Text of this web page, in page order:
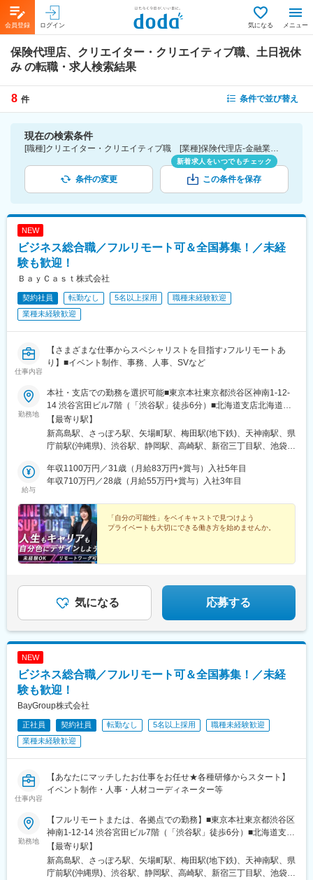
会員登録 ログイン 気になる メニュー
保険代理店、クリエイター・クリエイティブ職、土日祝休
み の転職・求人検索結果
8 件 条件で並び替え
現在の検索条件
[職種]クリエイター・クリエイティブ職 [業種]保険代理店-金融業界 [詳細条件](休日・働き方)土日祝休み
条件の変更
新着求人をいつでもチェック
この条件を保存
NEW
ビジネス総合職／フルリモート可＆全国募集！／未経
験も歓迎！
ＢａｙＣａｓｔ株式会社
契約社員 転勤なし 5名以上採用
職種未経験歓迎
業種未経験歓迎
仕事内容
【さまざまな仕事からスペシャリストを目指す♪フルリモートあ
り】■イベント制作、事務、人事、SVなど
勤務地
本社・支店での勤務を選択可能■東京本社東京都渋谷区神南1-12-
14 渋谷宮田ビル7階（「渋谷駅」徒歩6分）■北海道支店北海道札
幌市中央区北4条西1-1-7 MMS札幌駅前ビル2階（「札幌駅」徒歩
3分）■横浜支店神奈川県横浜市港北区新横浜2-5-14 Wise Next新
横浜3階（「新横浜駅」徒歩4分）■厚木支店神奈川県厚木市中町4-
群馬県高崎市栄町3-11 高崎バナーズビル3階（「高崎駅」東口徒
歩3分）■静岡支店静岡県静岡市葵区紺屋町17-1 葵タワー1階
15-33 栄ガスビル13階（「栄駅」徒歩5分）■大阪支店大阪府大阪
市北区角田町8-1 大阪梅田ツインタワーズ・ノース19階（「大阪
駅」徒歩2分）■福岡支店福岡県福岡市中央区天神1-4-1 西日本新
聞会館16階（「天神駅」徒歩3分）■沖縄支店沖縄県那覇市久米2-
3-15 JR九州沖縄ビル5階（「県庁前駅」徒歩4分）
【最寄り駅】
新高島駅、さっぽろ駅、矢場町駅、梅田駅(地下鉄)、天神南駅、県
庁前駅(沖縄県)、渋谷駅、静岡駅、高崎駅、新宿三丁目駅、池袋
浜駅、京急川崎駅、座間駅、上溝駅、藤沢駅、海老名駅(相模線)、
大宮駅(埼玉県)、浦和駅、さいたま新都心駅、川口元郷駅、上尾
駅、松戸駅、愛宕駅(千葉県)、国府台駅、水戸駅、つくば駅、勝田
駅、伊勢崎駅、前橋駅、世良田駅、桐生駅、宇都宮駅、栃木駅、
小山駅、札幌駅、旭川駅、函館駅、小樽駅、千歳駅(北海道)、青森
駅、一ノ関駅、遠野駅、久慈駅、水沢駅、秋田駅、横手駅、あお
ば通駅、泉中央駅、古川駅、気仙沼駅、蔵王駅、山形駅、寒河江
島県)、郡山富田駅、白河駅、国際センター駅、豊橋駅、豊川駅、
岡崎駅、安城駅、浜松駅、新静岡駅、沼津駅、富士駅、三島駅、
裾野駅、御殿場駅、菊川駅(静岡県)、大場駅、三島広小路駅、北鉄
金沢駅、西金沢駅、松任駅、野々市工大前駅、小松駅、新潟駅、
亀田駅、白山駅(新潟県)、新津駅、燕三条駅、東三条駅、長野駅、
岐阜駅、大垣駅、津駅、近鉄四日市駅、津新町駅、鈴鹿市駅、播
磨駅、草津駅(滋賀県)、大津駅、南草津駅、彦根駅、長浜駅、西梅
田駅、布施駅、堺市駅、ハーバーランド駅、三ノ宮駅、西宮駅(Ｊ
Ｒ線)、手柄駅、姫路駅、奈良駅、近鉄奈良駅、大和西大寺駅、大
和八木駅、和歌山駅、和歌山市駅、米子駅、後藤駅、弓ケ浜駅、
鳥取駅、松江駅、出雲市駅、岡山駅、広島駅、山口駅(山口県)、下
関駅、徳島駅、佐古駅、眉山ロープウェイ山麓駅、阿南駅、高松
駅(香川県)、丸亀駅、綾川駅、松山駅(愛媛県)、松山市駅、今治
駅、博多駅、天神駅、小倉駅(福岡県)、久留米駅、原田駅(福岡
県)、行橋駅、南行橋駅、長崎駅(長崎県)、長崎駅前駅、大分駅、
(愛知県)、大阪梅田駅(阪神線)、西鉄福岡駅、旭橋駅、明治神宮前
駅、新宿駅(東京メトロ)、新宿御苑前駅、要町駅、吉祥寺駅、京王
八王子駅、立川駅、平沼橋駅、川崎駅、海老名駅(相鉄・小田急)、
川口駅、春日部駅、葭川公園駅、野田市駅、市川駅、工機前駅、
中央前橋駅、西桐生駅、宇都宮駅東口駅、函館駅前駅、仙台駅(地
給与
年収1100万円／31歳（月給83万円+賞与）入社5年目
年収710万円／28歳（月給55万円+賞与）入社3年目
「自分の可能性」をベイキャストで見つけよう
プライベートも大切にできる働き方を始めませんか。
気になる 応募する
NEW
ビジネス総合職／フルリモート可＆全国募集！／未経
験も歓迎！
BayGroup株式会社
正社員 契約社員 転勤なし 5名以上採用
職種未経験歓迎
業種未経験歓迎
仕事内容
【あなたにマッチしたお仕事をお任せ★各種研修からスタート】
イベント制作・人事・人材コーディネーター等
勤務地
【フルリモートまたは、各拠点での勤務】■東京本社東京都渋谷区
神南1-12-14 渋谷宮田ビル7階（「渋谷駅」徒歩6分）■北海道支店
北海道札幌市中央区北4条西1-1-7 MMS札幌駅前ビル2階（「札幌
駅」徒歩3分）■横浜支店神奈川県横浜市港北区新横浜2-5-14 Wise
Next新横浜3階（「新横浜駅」徒歩4分）■厚木支店神奈川県厚木
【最寄り駅】
新高島駅、さっぽろ駅、矢場町駅、梅田駅(地下鉄)、天神南駅、県
庁前駅(沖縄県)、渋谷駅、静岡駅、高崎駅、新宿三丁目駅、池袋